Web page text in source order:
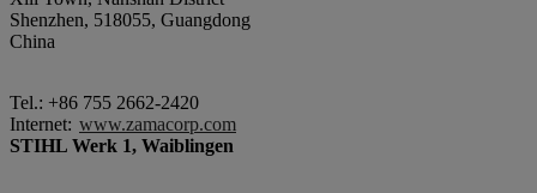
Shenzhen, 518055, Guangdong
China
Tel.: +86 755 2662-2420
Internet: www.zamacorp.com
STIHL Werk 1, Waiblingen